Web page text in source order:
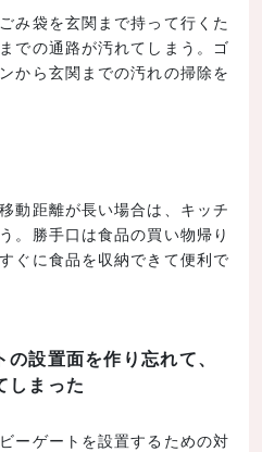
み袋を玄関まで持って行くた
での通路が汚れてしまう。ゴ
から玄関までの汚れの掃除を
動距離が長い場合は、キッチ
。勝手口は食品の買い物帰り
ぐに食品を収納できて便利で
設置面を作り忘れて、
しまった
ーゲートを設置するための対